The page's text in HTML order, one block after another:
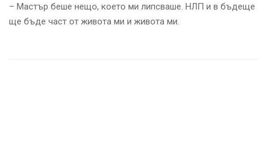
– Мастър беше нещо, което ми липсваше. НЛП и в бъдеще
ще бъде част от живота ми и живота ми.